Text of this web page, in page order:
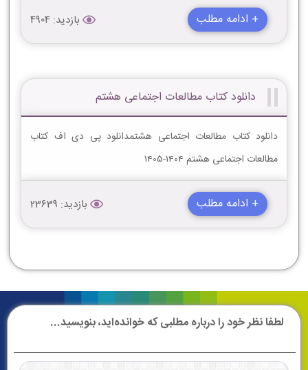
+ ادامه مطلب بازدید: 4904
دانلود کتاب مطالعات اجتماعی هشتم
دانلود کتاب مطالعات اجتماعی هشتمدانلود پی دی اف کتاب
مطالعات اجتماعی هشتم 1404-1405
+ ادامه مطلب بازدید: 23639
لطفا نظر خود را درباره مطلبی که خوانده‌اید، بنویسید...